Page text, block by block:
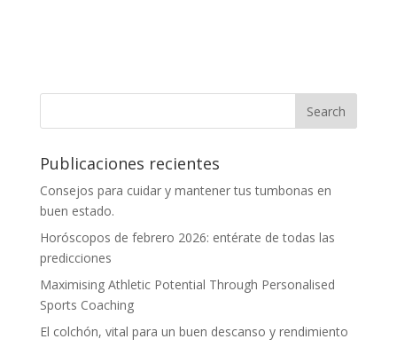
Publicaciones recientes
Consejos para cuidar y mantener tus tumbonas en
buen estado.
Horóscopos de febrero 2026: entérate de todas las
predicciones
Maximising Athletic Potential Through Personalised
Sports Coaching
El colchón, vital para un buen descanso y rendimiento